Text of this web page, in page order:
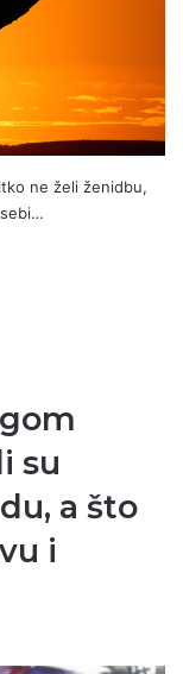
ne želi ženidbu,
su
a što
i